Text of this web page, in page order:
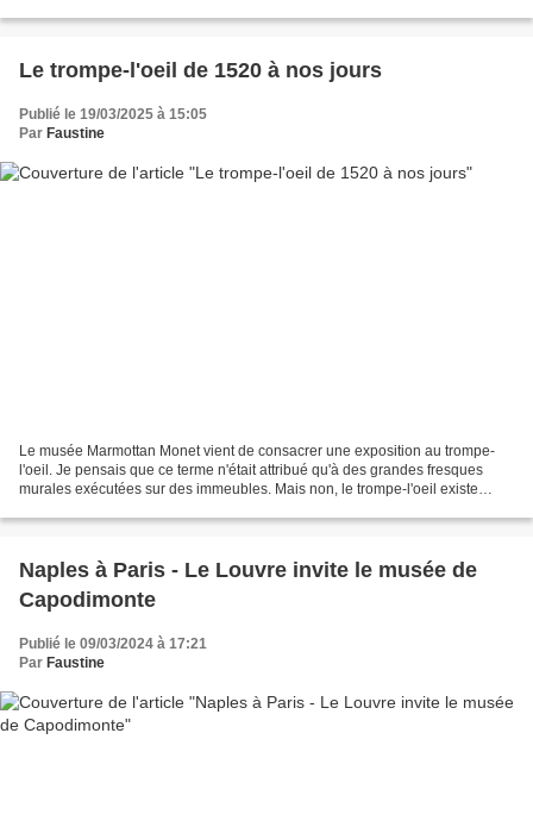
Le trompe-l'oeil de 1520 à nos jours
Publié le 19/03/2025 à 15:05
Par Faustine
Le musée Marmottan Monet vient de consacrer une exposition au trompe-
l'oeil. Je pensais que ce terme n'était attribué qu'à des grandes fresques
murales exécutées sur des immeubles. Mais non, le trompe-l'oeil existe
Naples à Paris - Le Louvre invite le musée de
Capodimonte
Publié le 09/03/2024 à 17:21
Par Faustine